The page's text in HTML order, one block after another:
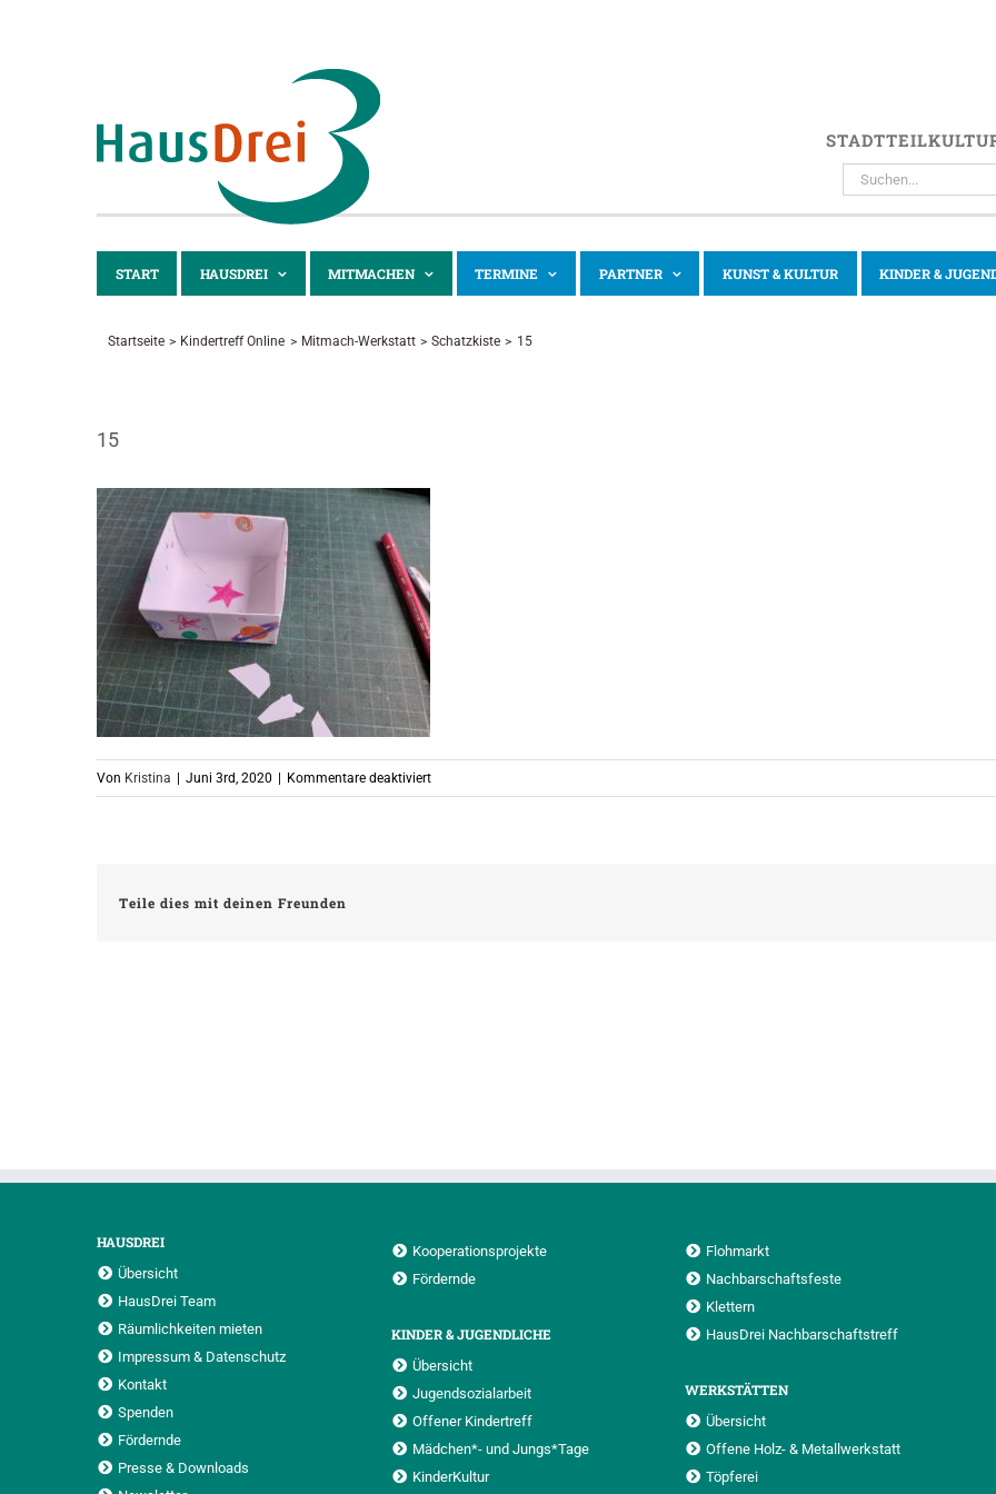
SUCHE
NACH:
START HAUSDREI MITMACHEN TERMINE PARTNER KUNST & KULTUR KINDER &
Startseite Kindertreff Online Mitmach-Werkstatt Schatzkiste 15
15
Von Kristina Juni 3rd, 2020 Kommentare deaktiviertfür
15
Teile dies mit deinen Freunden
HAUSDREI
Übersicht
HausDrei Team
Räumlichkeiten mieten
Impressum & Datenschutz
Kontakt
Spenden
Fördernde
Presse & Downloads
Kooperationsprojekte
Fördernde
KINDER & JUGENDLICHE
Übersicht
Jugendsozialarbeit
Offener Kindertreff
Mädchen*- und Jungs*Tage
KinderKultur
Flohmarkt
Nachbarschaftsfeste
Klettern
HausDrei Nachbarschaftstreff
WERKSTÄTTEN
Übersicht
Offene Holz- & Metallwerkstatt
Töpferei